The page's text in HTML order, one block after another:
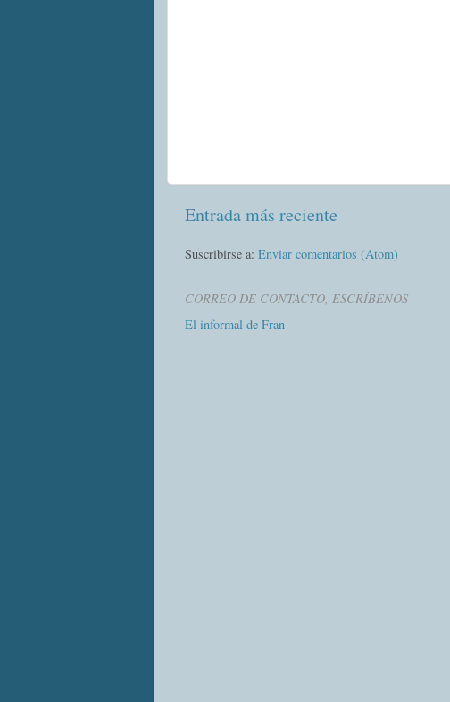
Entrada más reciente
Suscribirse a: Enviar comentarios (Atom)
CORREO DE CONTACTO, ESCRÍBENOS
El informal de Fran